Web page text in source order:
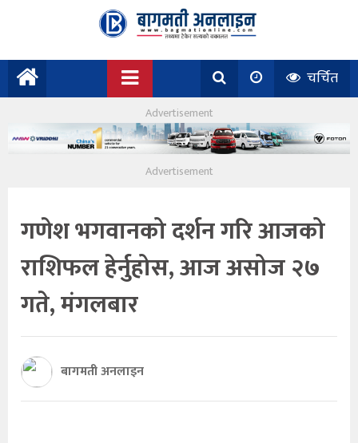
चर्चित
गणेश भगवानको दर्शन गरि आजको
राशिफल हेर्नुहोस, आज असोज २७
गते, मंगलबार
बागमती अनलाइन